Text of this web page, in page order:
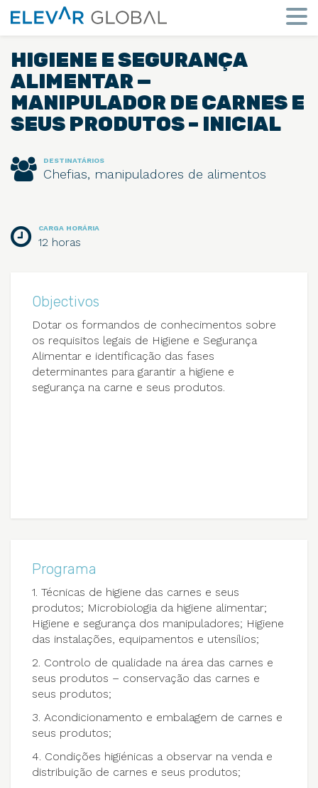
Elevar
Global
Mude
a
perspetiva
HIGIENE E SEGURANÇA
ALIMENTAR —
MANIPULADOR DE CARNES E
SEUS PRODUTOS – INICIAL
DESTINATÁRIOS
Chefias, manipuladores de alimentos
CARGA HORÁRIA
12 horas
Objectivos
Dotar os formandos de conhecimentos sobre
os requisitos legais de Higiene e Segurança
Alimentar e identificação das fases
determinantes para garantir a higiene e
segurança na carne e seus produtos.
Programa
1. Técnicas de higiene das carnes e seus
produtos; Microbiologia da higiene alimentar;
Higiene e segurança dos manipuladores; Higiene
das instalações, equipamentos e utensílios;
2. Controlo de qualidade na área das carnes e
seus produtos – conservação das carnes e
seus produtos;
3. Acondicionamento e embalagem de carnes e
seus produtos;
4. Condições higiénicas a observar na venda e
distribuição de carnes e seus produtos;